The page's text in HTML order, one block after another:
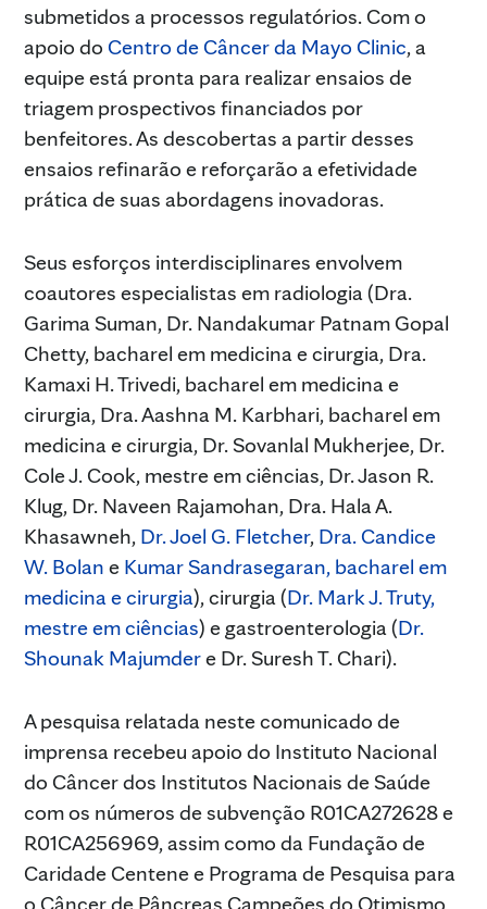
submetidos a processos regulatórios. Com o
apoio do Centro de Câncer da Mayo Clinic, a
equipe está pronta para realizar ensaios de
triagem prospectivos financiados por
benfeitores. As descobertas a partir desses
ensaios refinarão e reforçarão a efetividade
prática de suas abordagens inovadoras.
Seus esforços interdisciplinares envolvem
coautores especialistas em radiologia (Dra.
Garima Suman, Dr. Nandakumar Patnam Gopal
Chetty, bacharel em medicina e cirurgia, Dra.
Kamaxi H. Trivedi, bacharel em medicina e
cirurgia, Dra. Aashna M. Karbhari, bacharel em
medicina e cirurgia, Dr. Sovanlal Mukherjee, Dr.
Cole J. Cook, mestre em ciências, Dr. Jason R.
Klug, Dr. Naveen Rajamohan, Dra. Hala A.
Khasawneh, Dr. Joel G. Fletcher, Dra. Candice
W. Bolan e Kumar Sandrasegaran, bacharel em
medicina e cirurgia), cirurgia (Dr. Mark J. Truty,
mestre em ciências) e gastroenterologia (Dr.
Shounak Majumdere Dr. Suresh T. Chari).
A pesquisa relatada neste comunicado de
imprensa recebeu apoio do Instituto Nacional
do Câncer dos Institutos Nacionais de Saúde
com os números de subvenção R01CA272628 e
R01CA256969, assim como da Fundação de
Caridade Centene e Programa de Pesquisa para
o Câncer de Pâncreas Campeões do Otimismo